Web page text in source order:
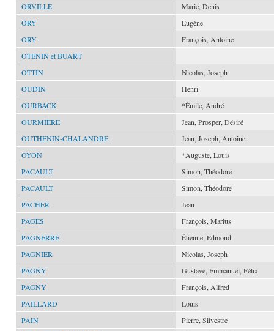
ORVILLE
Marie, Denis
ORY
Eugène
ORY
François, Antoine
OTENIN et BUART
OTTIN
Nicolas, Joseph
OUDIN
Henri
OURBACK
*Émile, André
OURMIÈRE
Jean, Prosper, Désiré
OUTHENIN-CHALANDRE
Jean, Joseph, Antoine
OYON
*Auguste, Louis
PACAULT
Simon, Théodore
PACAULT
Simon, Théodore
PACHER
Jean
PAGÈS
François, Marius
PAGNERRE
Étienne, Edmond
PAGNIER
Nicolas, Joseph
PAGNY
Gustave, Emmanuel, Félix
PAGNY
François, Alfred
PAILLARD
Louis
PAIN
Pierre, Silvestre